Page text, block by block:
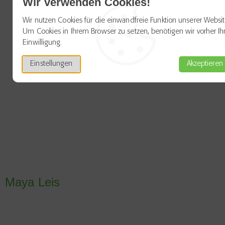
Wir nutzen Cookies für die einwandfreie Funktion unserer
Um Cookies in Ihrem Browser zu setzen, benötigen wir vorher
Einwilligung.
Einstellungen Akzeptieren
Maya Leis